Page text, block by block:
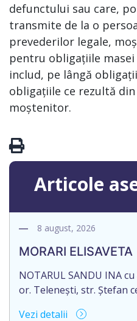
defunctului sau care,
transmite de la o
prevederilor legale,
pentru obligațiile masei
includ, pe lângă
obligațiile ce rezultă
moștenitor.
Articole
8 august, 2026
MORARI ELISAVETA
NOTARUL SANDU INA
or. Telenești, str. Ștefan
Vezi detalii